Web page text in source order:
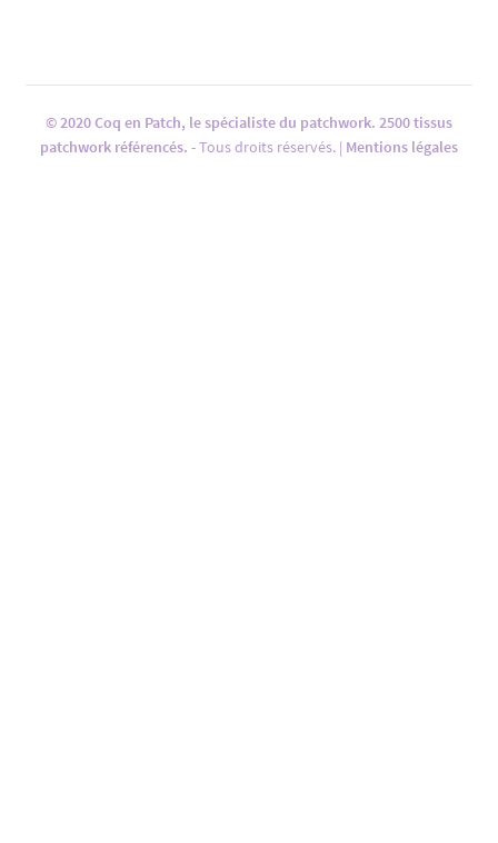
© 2020 Coq en Patch, le spécialiste du patchwork. 2500 tissus
patchwork référencés. - Tous droits réservés. | Mentions légales